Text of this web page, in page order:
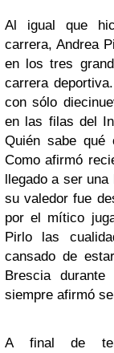
Al igual que
carrera, Andrea
en los tres
carrera
con sólo
en las filas del
Quién sabe qué
Como afirmó
llegado a ser
su valedor fue
por el mítico
Pirlo las
cansado de
Brescia
siempre afirmó
A final de